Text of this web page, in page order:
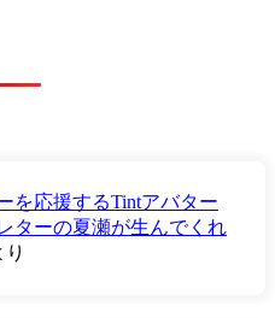
を応援するTintアバター
ターの夏瀬が生んでくれ
り